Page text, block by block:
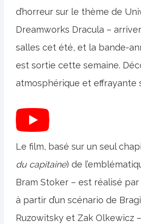
d’horreur sur le thème de
Dreamworks Dracula –
salles cet été, et la bande-
est sortie cette semaine.
atmosphérique et effrayante
Le film, basé sur un seul
du capitaine) de
Bram Stoker – est réalisé
à partir d’un scénario de
Ruzowitsky et Zak Olkewicz